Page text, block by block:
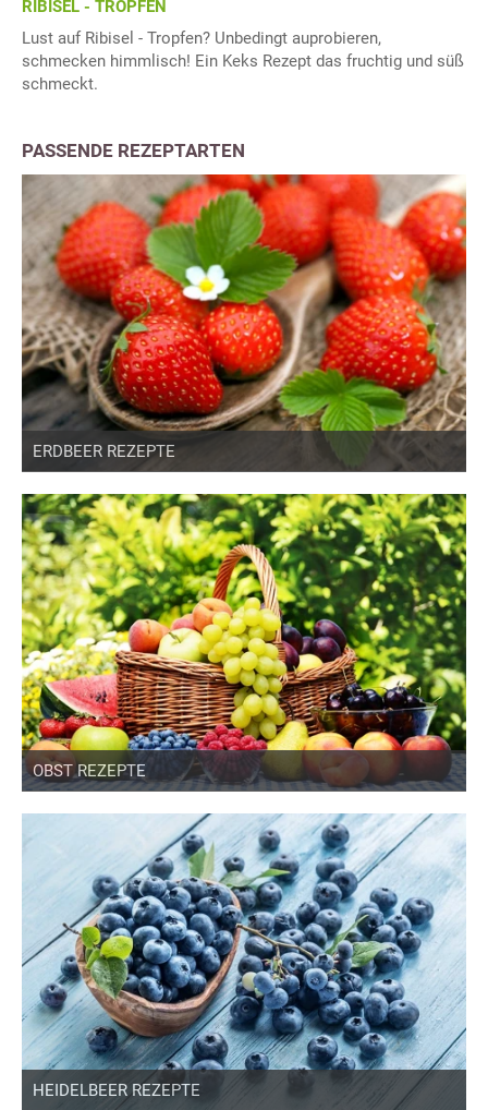
RIBISEL - TROPFEN
Lust auf Ribisel - Tropfen? Unbedingt auprobieren,
schmecken himmlisch! Ein Keks Rezept das fruchtig und süß
schmeckt.
PASSENDE REZEPTARTEN
ERDBEER REZEPTE
OBST REZEPTE
HEIDELBEER REZEPTE